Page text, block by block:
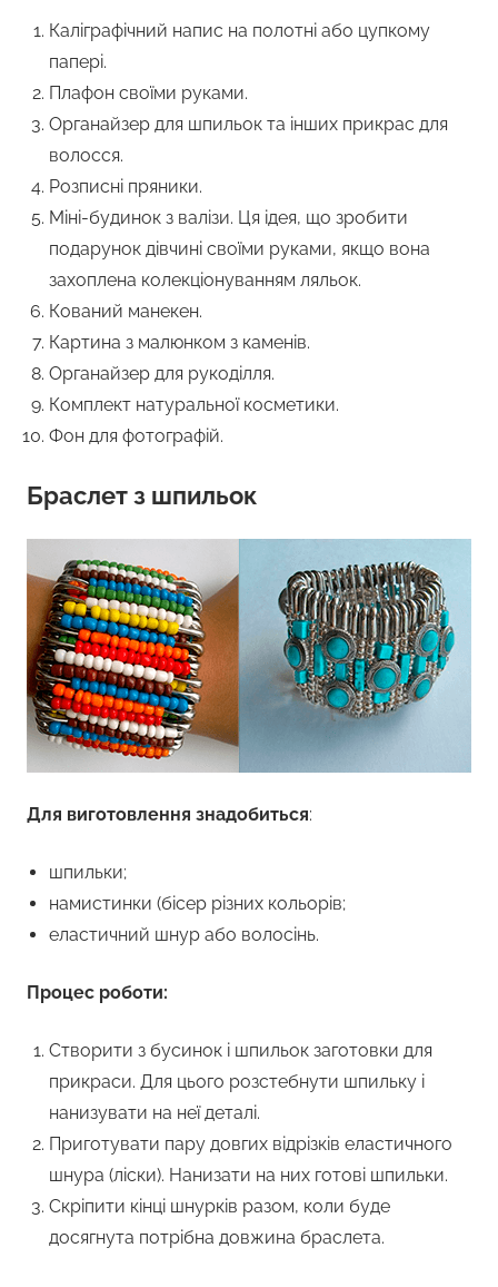
Каліграфічний напис на полотні або цупкому
папері.
Плафон своїми руками.
Органайзер для шпильок та інших прикрас для
волосся.
Розписні пряники.
Міні-будинок з валізи. Ця ідея, що зробити
подарунок дівчині своїми руками, якщо вона
захоплена колекціонуванням ляльок.
Кований манекен.
Картина з малюнком з каменів.
Органайзер для рукоділля.
Комплект натуральної косметики.
Фон для фотографій.
Браслет з шпильок
Для виготовлення знадобиться:
шпильки;
намистинки (бісер різних кольорів;
еластичний шнур або волосінь.
Процес роботи:
Створити з бусинок і шпильок заготовки для
прикраси. Для цього розстебнути шпильку і
нанизувати на неї деталі.
Приготувати пару довгих відрізків еластичного
шнура (ліски). Нанизати на них готові шпильки.
Скріпити кінці шнурків разом, коли буде
досягнута потрібна довжина браслета.